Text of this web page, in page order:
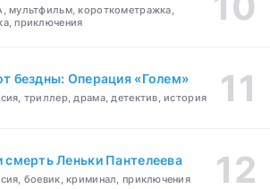
мультфильм, короткометражка,
приключения
бездны: Операция «Голем»
триллер, драма, детектив, история
смерть Леньки Пантелеева
боевик, криминал, приключения